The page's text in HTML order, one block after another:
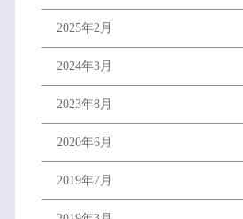
2025年2月
2024年3月
2023年8月
2020年6月
2019年7月